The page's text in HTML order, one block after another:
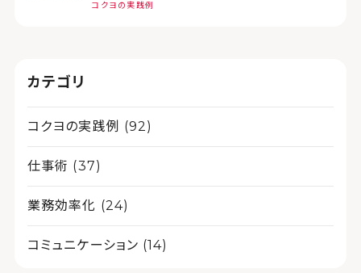
コクヨの実践例
カテゴリ
コクヨの実践例 (92)
仕事術 (37)
業務効率化 (24)
コミュニケーション (14)